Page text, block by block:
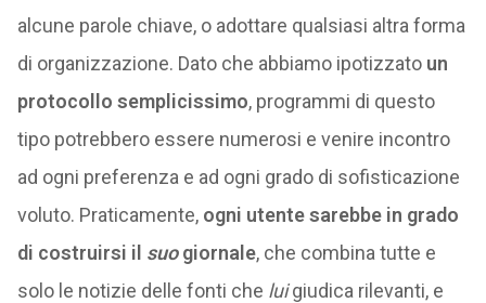
alcune parole chiave, o adottare qualsiasi altra forma
di organizzazione. Dato che abbiamo ipotizzato un
protocollo semplicissimo, programmi di questo
tipo potrebbero essere numerosi e venire incontro
ad ogni preferenza e ad ogni grado di sofisticazione
voluto. Praticamente, ogni utente sarebbe in grado
di costruirsi il suogiornale, che combina tutte e
solo le notizie delle fonti che luigiudica rilevanti, e